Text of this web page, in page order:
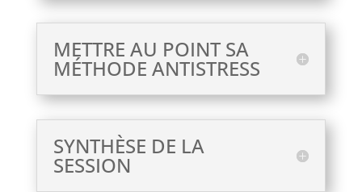
METTRE AU POINT SA
MÉTHODE ANTISTRESS
SYNTHÈSE DE LA
SESSION